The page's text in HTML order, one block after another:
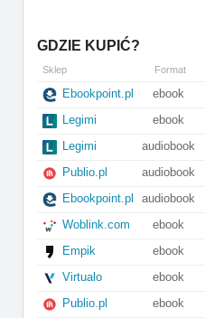
GDZIE KUPIĆ?
Sklep Format
Ebookpoint.pl ebook
Legimi
ebook
Legimi
audiobook
Publio.pl
audiobook
Ebookpoint.pl
audiobook
Woblink.com
ebook
Empik
ebook
Virtualo
ebook
Publio.pl
ebook